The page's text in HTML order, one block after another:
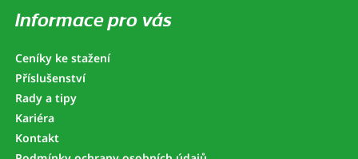
Informace pro vás
Ceníky ke stažení
Příslušenství
Rady a tipy
Kariéra
Kontakt